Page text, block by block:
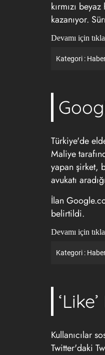
kırmızı
kazanıyor.
Devamı için
Kategori :
Türkiye'de
Maliye
yapan şirket,
avukatı
İlan
belirtildi.
Devamı için
Kategori :
Kullanıcılar
Twitter'daki